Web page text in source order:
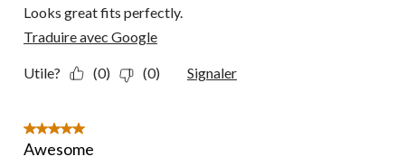
Looks great fits perfectly.
Traduire avec Google
Utile? (0) (0) Signaler
5 étoile(s) sur 5.
Awesome